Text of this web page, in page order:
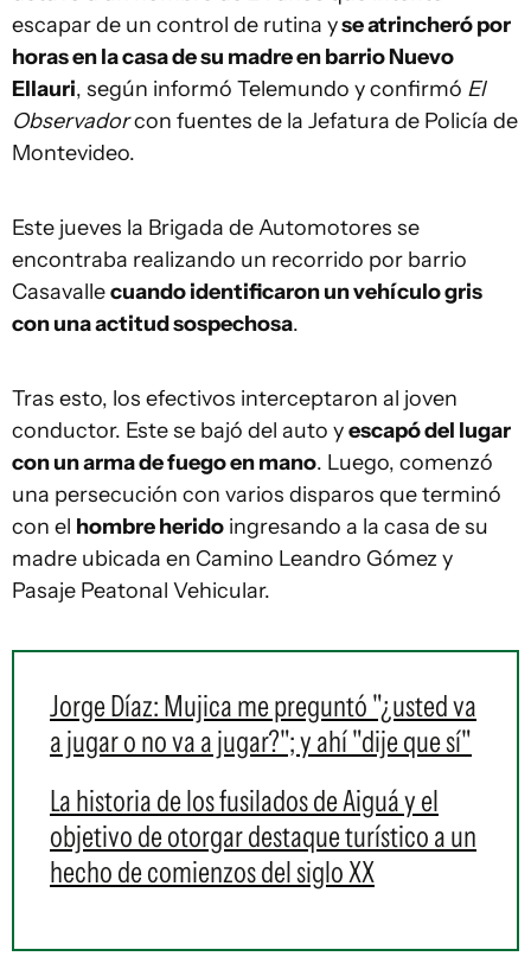
escapar de un control de rutina yse atrincheró por
horas en la casa de su madre en barrio Nuevo
Ellauri, según informó Telemundo y confirmó El
Observadorcon fuentes de la Jefatura de Policía de
Montevideo.
Este jueves la Brigada de Automotores se
encontraba realizando un recorrido por barrio
Casavallecuando identificaron un vehículo gris
con una actitud sospechosa.
Tras esto, los efectivos interceptaron al joven
conductor. Este se bajó del auto yescapó del lugar
con un arma de fuego en mano. Luego, comenzó
una persecución con varios disparos que terminó
con el hombre herido ingresando a la casa de su
madre ubicada en Camino Leandro Gómez y
Pasaje Peatonal Vehicular.
Jorge Díaz: Mujica me preguntó "¿usted va
a jugar o no va a jugar?"; y ahí "dije que sí"
La historia de los fusilados de Aiguá y el
objetivo de otorgar destaque turístico a un
hecho de comienzos del siglo XX